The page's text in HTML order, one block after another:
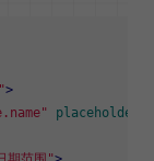
>
placeholder